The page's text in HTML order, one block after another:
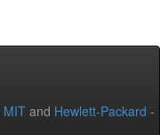
MIT and Hewlett-Packard -